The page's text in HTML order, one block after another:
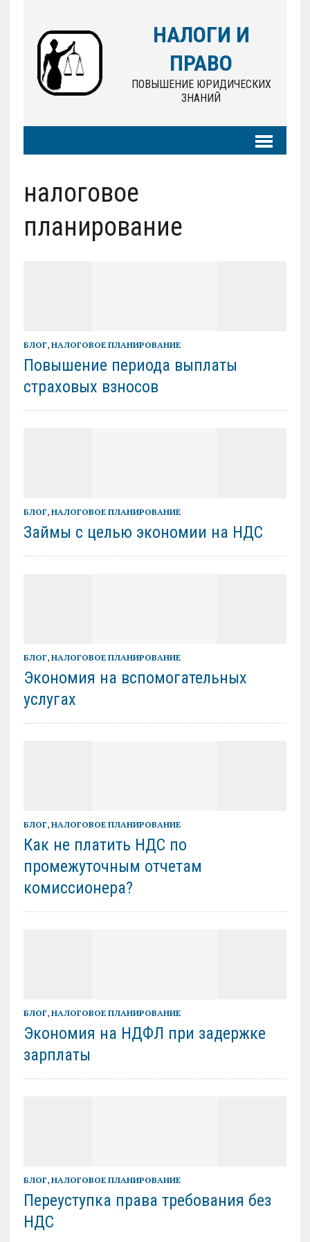
НАЛОГИ И
ПРАВО
ПОВЫШЕНИЕ ЮРИДИЧЕСКИХ
ЗНАНИЙ
налоговое
планирование
БЛОГ, НАЛОГОВОЕ ПЛАНИРОВАНИЕ
Повышение периода выплаты
страховых взносов
БЛОГ, НАЛОГОВОЕ ПЛАНИРОВАНИЕ
Займы с целью экономии на НДС
БЛОГ, НАЛОГОВОЕ ПЛАНИРОВАНИЕ
Экономия на вспомогательных
услугах
БЛОГ, НАЛОГОВОЕ ПЛАНИРОВАНИЕ
Как не платить НДС по
промежуточным отчетам
комиссионера?
БЛОГ, НАЛОГОВОЕ ПЛАНИРОВАНИЕ
Экономия на НДФЛ при задержке
зарплаты
БЛОГ, НАЛОГОВОЕ ПЛАНИРОВАНИЕ
Переуступка права требования без
НДС